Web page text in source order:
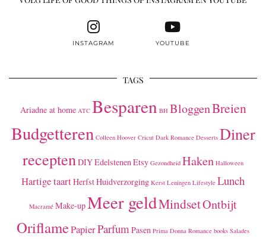
INSTAGRAM YOUTUBE
TAGS
Ariadne at home ATC Besparen BH BloggenBreien
Budgetteren Colleen Hoover Cricut Dark Romance Desserts Diner
receptenDIYEdelstenenEtsy Gezondheid Haken Halloween
Hartige taartHerfstHuidverzorging Kerst Leningen Lifestyle Lunch
Macramé Make-upMeer geldMindsetOntbijt
OriflamePapierParfumPasen Prima Donna Romance books Salades